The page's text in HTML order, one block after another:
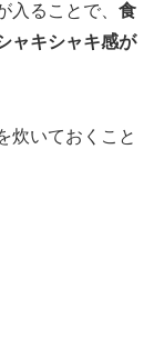
入ることで、 食
ャキシャキ感が
炊いておくこと